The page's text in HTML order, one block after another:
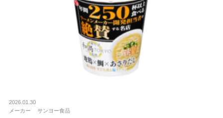
2026.01.30
メーカー
サンヨー食品